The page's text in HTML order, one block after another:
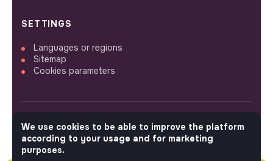
SETTINGS
Languages or regions
Sitemap
Cookies parameters
FOLLOW US
We use cookies to be able to improve the platform
according to your usage and for marketing
purposes.